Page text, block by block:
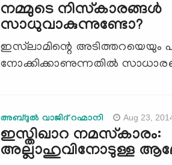
നമ്മുടെ നിസ്‌കാരങ്ങള്‍
സാധുവാകുന്നുണ്ടോ?
ഇസ്‌ലാമിന്റെ അടിത്തറയെയും
നോക്കിക്കാണുന്നതില്‍
അബ്ദുല്‍ വാജിദ് റഹ്മാനി Aug 23,
ഇസ്തിഖാറ നമസ്കാരം:
അല്ലാഹുവിനോടുള്ള